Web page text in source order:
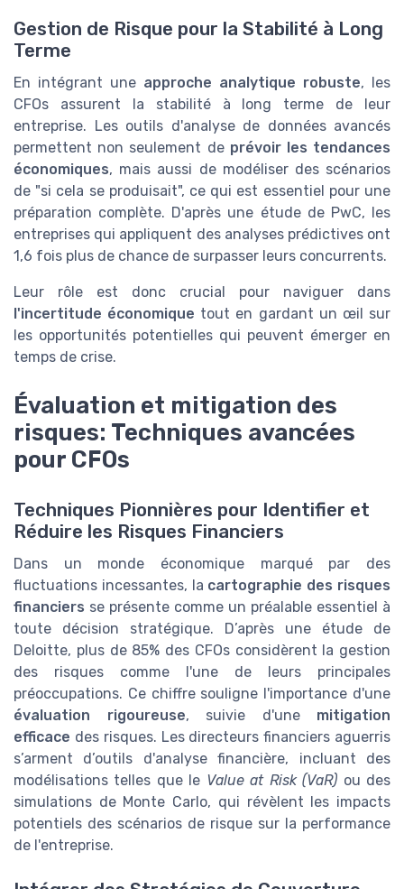
Gestion de Risque pour la Stabilité à Long
Terme
En intégrant une approche analytique robuste, les
CFOs assurent la stabilité à long terme de leur
entreprise. Les outils d'analyse de données avancés
permettent non seulement de prévoir les tendances
économiques, mais aussi de modéliser des scénarios
de "si cela se produisait", ce qui est essentiel pour une
préparation complète. D'après une étude de PwC, les
entreprises qui appliquent des analyses prédictives ont
1,6 fois plus de chance de surpasser leurs concurrents.
Leur rôle est donc crucial pour naviguer dans
l'incertitude économique tout en gardant un œil sur
les opportunités potentielles qui peuvent émerger en
temps de crise.
Évaluation et mitigation des
risques: Techniques avancées
pour CFOs
Techniques Pionnières pour Identifier et
Réduire les Risques Financiers
Dans un monde économique marqué par des
fluctuations incessantes, la cartographie des risques
financiers se présente comme un préalable essentiel à
toute décision stratégique. D’après une étude de
Deloitte, plus de 85% des CFOs considèrent la gestion
des risques comme l'une de leurs principales
préoccupations. Ce chiffre souligne l'importance d'une
évaluation rigoureuse, suivie d'une mitigation
efficace des risques. Les directeurs financiers aguerris
s’arment d’outils d'analyse financière, incluant des
modélisations telles que le Value at Risk (VaR) ou des
simulations de Monte Carlo, qui révèlent les impacts
potentiels des scénarios de risque sur la performance
de l'entreprise.